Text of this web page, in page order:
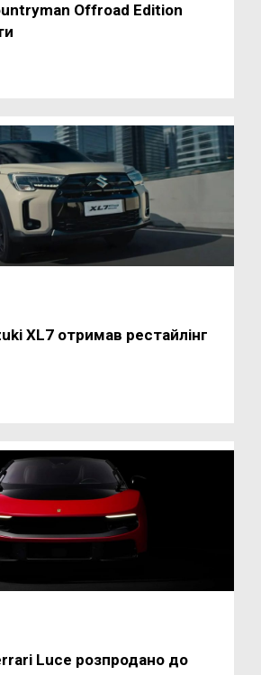
Offroad Edition
XL7 отримав рестайлінг
Luce розпродано до